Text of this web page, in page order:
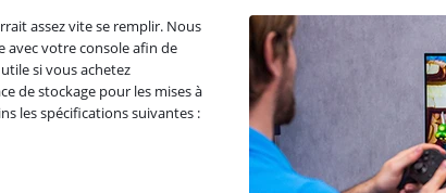
assez vite se remplir. Nous
votre console afin de
si vous achetez
de stockage pour les mises à
les spécifications suivantes :